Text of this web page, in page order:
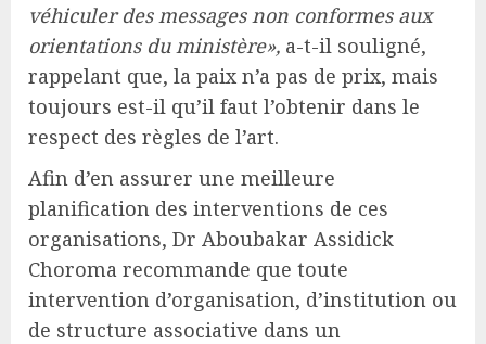
véhiculer des messages non conformes aux
orientations du ministère», a-t-il souligné,
rappelant que, la paix n’a pas de prix, mais
toujours est-il qu’il faut l’obtenir dans le
respect des règles de l’art.
Afin d’en assurer une meilleure
planification des interventions de ces
organisations, Dr Aboubakar Assidick
Choroma recommande que toute
intervention d’organisation, d’institution ou
de structure associative dans un